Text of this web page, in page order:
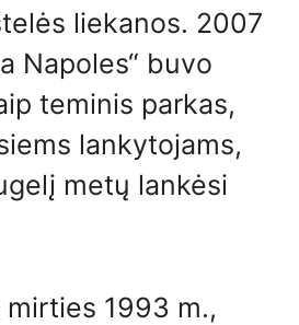
liekanos. 2007
Napoles“ buvo
teminis parkas,
lankytojams,
metų lankėsi
mirties 1993 m.,